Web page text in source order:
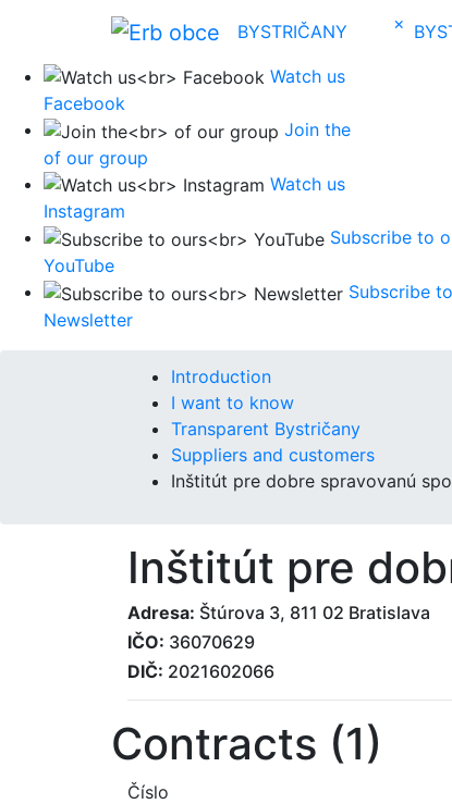
BYSTRIČANY ×
Watch us
Facebook
Join the
of our group
Watch us
Instagram
Subscribe to
YouTube
Subscribe
Newsletter
Introduction
I want to know
Transparent Bystričany
Suppliers and customers
Inštitút pre dobre spravovanú
Inštitút pre
Adresa: Štúrova 3, 811 02 Bratislava
IČO: 36070629
DIČ: 2021602066
Contracts (1)
Číslo